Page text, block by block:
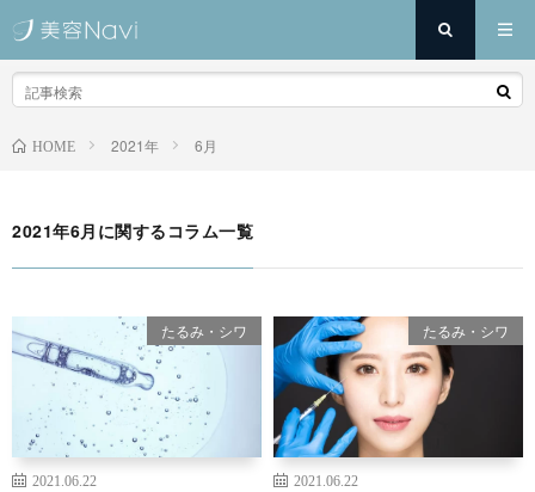
HOME 2021年 6月
2021年6月に関するコラム一覧
たるみ・シワ
2021.06.22
たるみ・シワ
2021.06.22